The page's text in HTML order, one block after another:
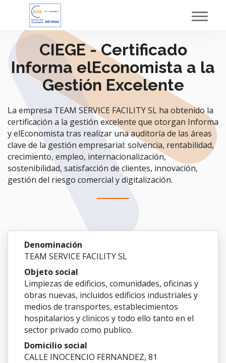
CIEGE - Certificado
Informa elEconomista a la
Gestión Excelente
La empresa TEAM SERVICE FACILITY SL ha obtenido la
certificación a la gestión excelente que otorgan Informa
y elEconomista tras realizar una auditoría de las áreas
clave de la gestión empresarial: solvencia, rentabilidad,
crecimiento, empleo, internacionalización,
sostenibilidad, satisfacción de clientes, innovación,
gestión del riesgo comercial y digitalización.
Denominación
TEAM SERVICE FACILITY SL
Objeto social
Limpiezas de edificios, comunidades, oficinas y
obras nuevas, incluidos edificios industriales y
medios de transportes, establecimientos
hospitalarios y clinicos y todo ello tanto en el
sector privado como publico.
Domicilio social
CALLE INOCENCIO FERNANDEZ, 81